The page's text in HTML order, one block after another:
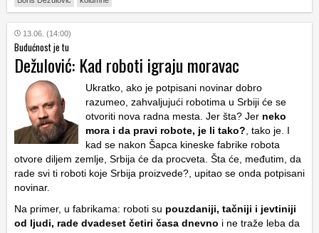
13.06. (14:00)
Budućnost je tu
Dežulović: Kad roboti igraju moravac
Ukratko, ako je potpisani novinar dobro
razumeo, zahvaljujući robotima u Srbiji će se
otvoriti nova radna mesta. Jer šta? Jer neko
mora i da pravi robote, je li tako? , tako je. I
kad se nakon Šapca kineske fabrike robota
otvore diljem zemlje, Srbija će da procveta. Šta će, međutim, da
rade svi ti roboti koje Srbija proizvede?, upitao se onda potpisani
novinar.
Na primer, u fabrikama: roboti su pouzdaniji, tačniji i jevtiniji
od ljudi, rade dvadeset četiri časa dnevno i ne traže leba da